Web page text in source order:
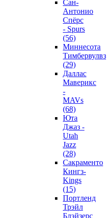
Сан-
Антонио
Спёрс
- Spurs
(56)
Миннесота
Тимбервулвз
(29)
Даллас
Маверикс
-
MAVs
(68)
Юта
Джаз -
Utah
Jazz
(28)
Сакраменто
Кингз-
Kings
(15)
Портленд
Трэйл
Блэйзерс